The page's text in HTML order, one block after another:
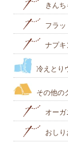
きん
フラッ
ナプキ
冷えとり
その他の
オー
おしり